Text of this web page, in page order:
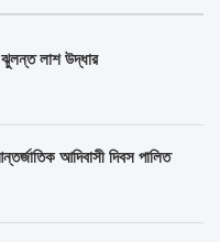
ঝুলন্ত লাশ উদ্ধার
আদিবাসী দিবস পালিত